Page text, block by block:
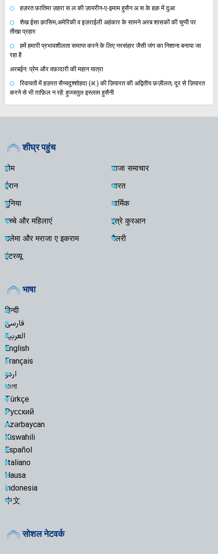
हज़रत फ़ातिमा ज़हरा स.ल की ज़ायरीन-ए-इमाम हुसैन अ.स.के हक़ में दुआ
शेख ईसा क़ासिम;अमेरिकी व इज़राईली अहंकार के सामने अरब शासकों की चुप्पी पर
तीखा प्रहार
हमें हमारी प्रभावशीलता समाप्त करने के लिए नरसंहार जैसी जंग का निशाना बनाया जा
रहा है
अरबईन: प्रेम और वफ़ादारी की महान यात्रा
रिवायतों में हज़रत सैय्यदुश्शोहदा (अ.) की ज़ियारत की अद्वितीय फ़ज़ीलत; दूर से ज़ियारत
करने से भी ग़ाफ़िल न रहें: हुज्जतुल इस्लाम हुसैनी
शीघ्र पहुंच
होम
ताजा समाचार
ईरान
भारत
दुनिया
धार्मिक
बच्चे और महिलाएं
इत्रे कुरआन
उलेमा और मराजा ए इकराम
गैलरी
इंटरव्यू
भाषा
हिन्दी
فارسی
العربية
English
Français
اردو
বাংলা
Türkçe
Русский
Azərbaycan
Kiswahili
Español
Italiano
Hausa
indonesia
中文
सोशल नेटवर्क